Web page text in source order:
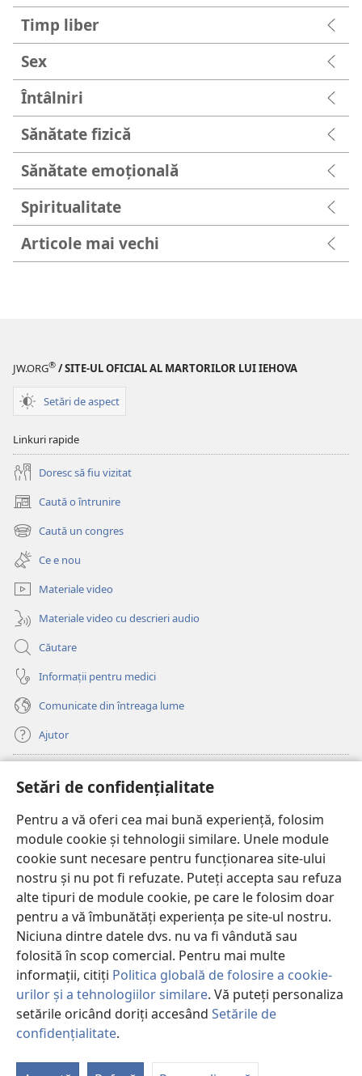
Setări de confidențialitate
Pentru a vă oferi cea mai bună experiență, folosim
module cookie și tehnologii similare. Unele module
cookie sunt necesare pentru funcționarea site-ului
nostru și nu pot fi refuzate. Puteți accepta sau refuza
alte tipuri de module cookie, pe care le folosim doar
pentru a vă îmbunătăți experiența pe site-ul nostru.
Niciuna dintre datele dvs. nu va fi vândută sau
folosită în scop comercial. Pentru mai multe
informații, citiți Politica globală de folosire a cookie-
urilor și a tehnologiilor similare. Vă puteți personaliza
setările oricând doriți accesând Setările de
confidențialitate.
Timp liber
Sex
Întâlniri
Sănătate fizică
Sănătate emoțională
Spiritualitate
Articole mai vechi
JW.ORG® / SITE-UL OFICIAL AL MARTORILOR LUI IEHOVA
Setări de aspect
Linkuri rapide
Doresc să fiu vizitat
Caută o întrunire
(se
deschide
o
fereastră
nouă)
Caută un congres
(se
deschide
o
fereastră
nouă)
Ce e nou
Materiale video
Materiale video cu descrieri audio
Căutare
Informații pentru medici
Comunicate din întreaga lume
Ajutor
(se
deschide
o
fereastră
nouă)
Watchtower – BIBLIOTECĂ ONLINE™
(se
deschide
o
fereastră
JW Hub ®
(se
deschide
o
fereastră
nouă)
JW Library®
Watchtower Library
Copyright© 2026 Watch Tower Bible and Tract Society of Pennsylvania.
CONDIȚII DE UTILIZARE